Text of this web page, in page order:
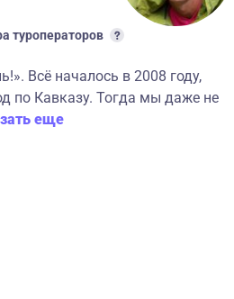
туроператоров
Всё началось в 2008 году,
по Кавказу. Тогда мы даже не
еще